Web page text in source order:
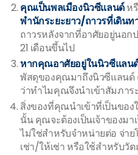
คุณเป็นพลเมืองนิวซีแลนด์ห
พำนักระยะยาว/ถาวรที่เดินท
ถาวรหลังจากที่อาศัยอยู่นอก
21 เดือนขึ้นไป
หากคุณอาศัยอยู่ในนิวซีแลนด์
พัสดุของคุณมาถึงนิวซีแลนด์
ว่าทำไมคุณจึงนำเข้าสัมภา
สิ่งของที่คุณนำเข้าที่เป็นขอ
นั้น คุณจะต้องเป็นเจ้าของมา
ไม่ใช่สำหรับจำหน่ายต่อ จ่า
เช่า/ให้เช่า หรือใช้สำหรับวั